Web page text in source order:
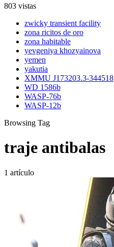
803 vistas
zwicky transient facility
zona ricitos de oro
zona habitable
yevgeniya khozyainova
yemen
yakutia
XMMU J173203.3-344518
WD 1586b
WASP-76b
WASP-12b
Browsing Tag
traje antibalas
1 artículo